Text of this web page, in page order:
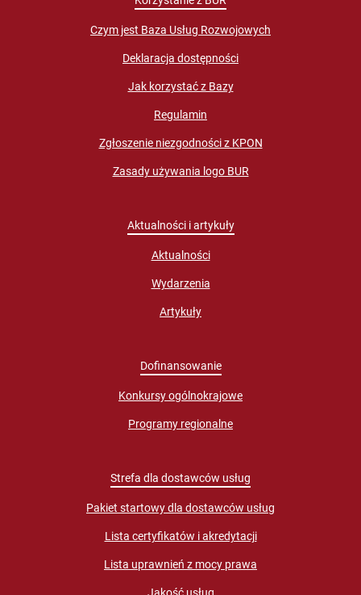
Czym jest Baza Usług Rozwojowych
Deklaracja dostępności
Jak korzystać z Bazy
Regulamin
Zgłoszenie niezgodności z KPON
Zasady używania logo BUR
Aktualności i artykuły
Aktualności
Wydarzenia
Artykuły
Dofinansowanie
Konkursy ogólnokrajowe
Programy regionalne
Strefa dla dostawców usług
Pakiet startowy dla dostawców usług
Lista certyfikatów i akredytacji
Lista uprawnień z mocy prawa